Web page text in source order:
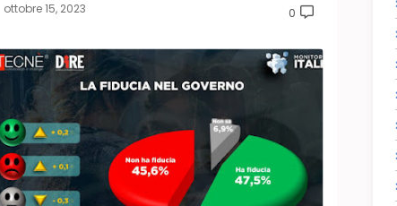
ottobre 15, 2023 0